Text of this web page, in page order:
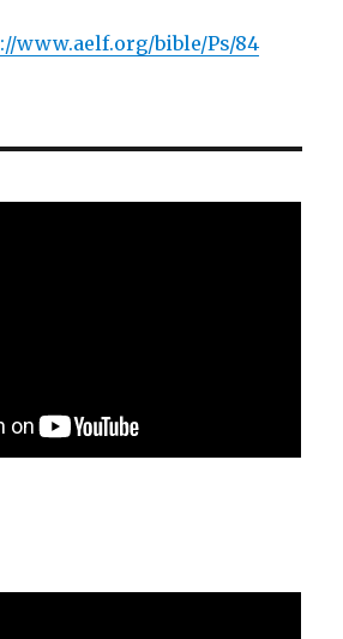
www.aelf.org/bible/Ps/84